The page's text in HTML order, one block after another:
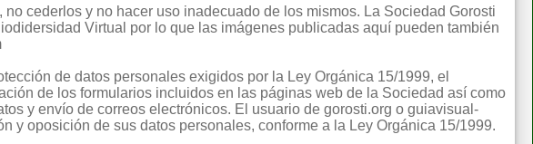
cederlos y no hacer uso inadecuado de los mismos. La Sociedad Gorosti
Virtual por lo que las imágenes publicadas aquí pueden también
de datos personales exigidos por la Ley Orgánica 15/1999, el
de los formularios incluidos en las páginas web de la Sociedad así como
y envío de correos electrónicos. El usuario de gorosti.org o guiavisual-
y oposición de sus datos personales, conforme a la Ley Orgánica 15/1999.